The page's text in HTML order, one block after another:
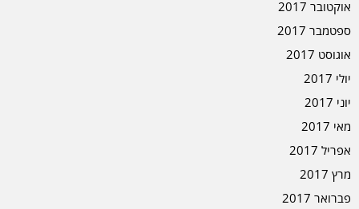
אוקטובר 2017
ספטמבר 2017
אוגוסט 2017
יולי 2017
יוני 2017
מאי 2017
אפריל 2017
מרץ 2017
פברואר 2017